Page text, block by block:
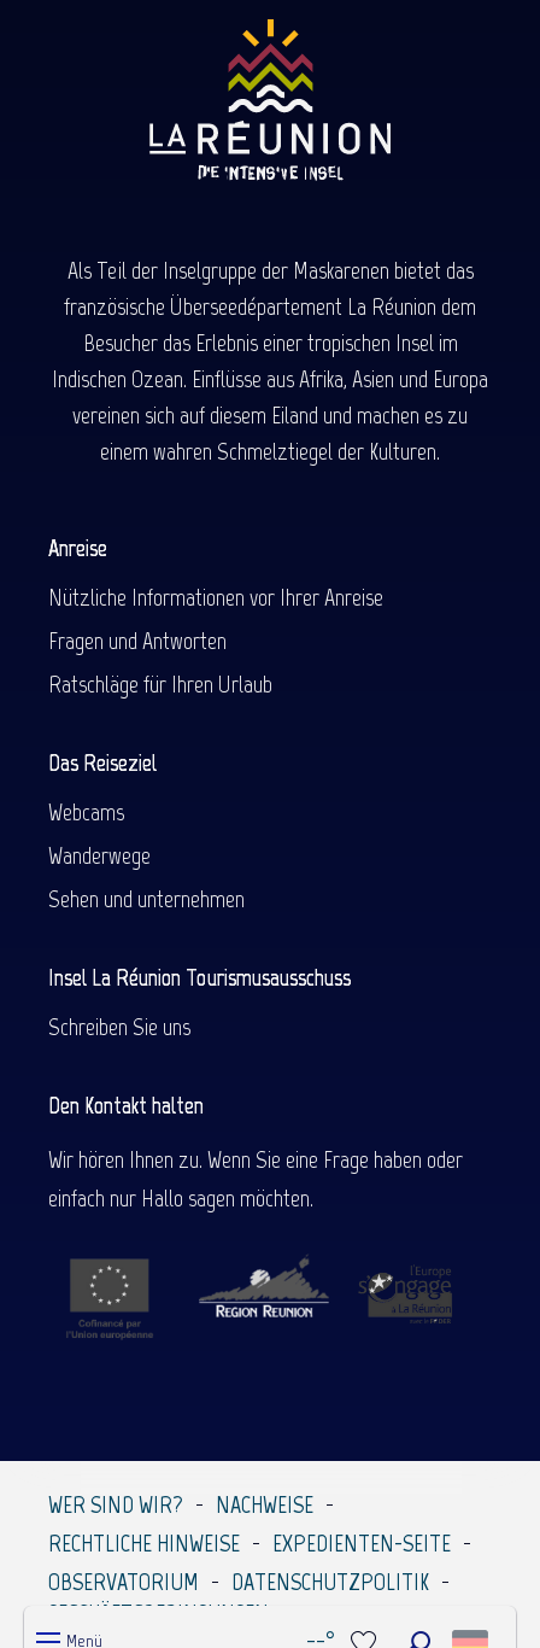
Menü
Als Teil der Inselgruppe der Maskarenen bietet das
französische Überseedépartement La Réunion dem
Besucher das Erlebnis einer tropischen Insel im
Indischen Ozean. Einflüsse aus Afrika, Asien und Europa
vereinen sich auf diesem Eiland und machen es zu
einem wahren Schmelztiegel der Kulturen.
Anreise
Nützliche Informationen vor Ihrer Anreise
Fragen und Antworten
Ratschläge für Ihren Urlaub
Das Reiseziel
Webcams
Wanderwege
Sehen und unternehmen
Insel La Réunion Tourismusausschuss
Schreiben Sie uns
Den Kontakt halten
Wir hören Ihnen zu. Wenn Sie eine Frage haben oder
einfach nur Hallo sagen möchten.
WER SIND WIR?
NACHWEISE
RECHTLICHE HINWEISE
EXPEDIENTEN-SEITE
OBSERVATORIUM
DATENSCHUTZPOLITIK
GESCHÄFTSBEDINGUNGEN